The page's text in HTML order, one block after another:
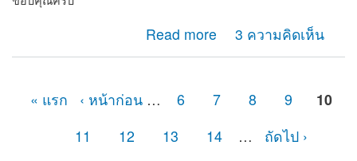
Read more
about path ไม่ชี้ไปที่ไฟล์ปลายทาง แต่เลื่อนเม้าส์ไปวาง
สามารถแสดงชื่อไฟล์ได้ถูกต้อง
3 ความคิดเห็น
หน้า« แรก ‹ หน้าก่อน … 6 7 8 9
10
11
12 13 14 …
ถัดไป ›